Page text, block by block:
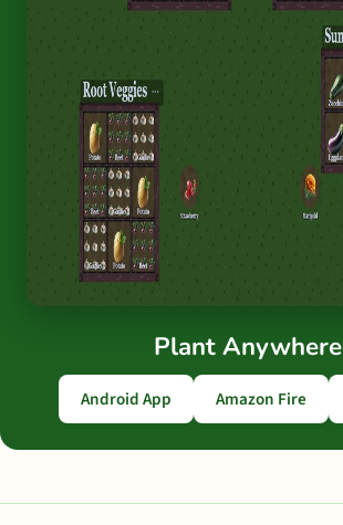
Plant Anywhere
Android App Amazon Fire